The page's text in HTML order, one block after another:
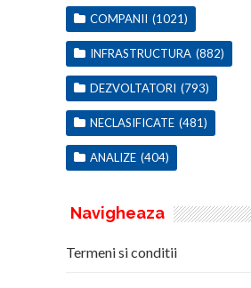
COMPANII (1021)
INFRASTRUCTURA (882)
DEZVOLTATORI (793)
NECLASIFICATE (481)
ANALIZE (404)
Navigheaza
Termeni si conditii